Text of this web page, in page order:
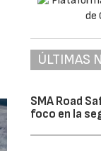
ÚLTIMAS
SMA Road
foco en la